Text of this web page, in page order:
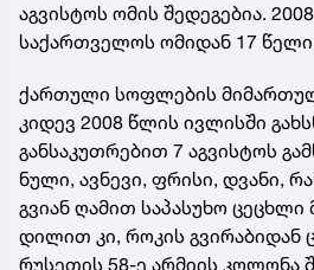
აგვისტოს ომის შედეგებია.
საქართველოს ომიდან 17 წელი
ქართული სოფლების
კიდევ 2008 წლის ივლისში
განსაკუთრებით 7 აგვისტოს
ნული, ავნევი, ფრისი, დვანი,
გვიან ღამით საპასუხო ცეცხლი
დილით კი, როკის გვირაბიდან
რუსეთის 58-ე არმიის კოლონა